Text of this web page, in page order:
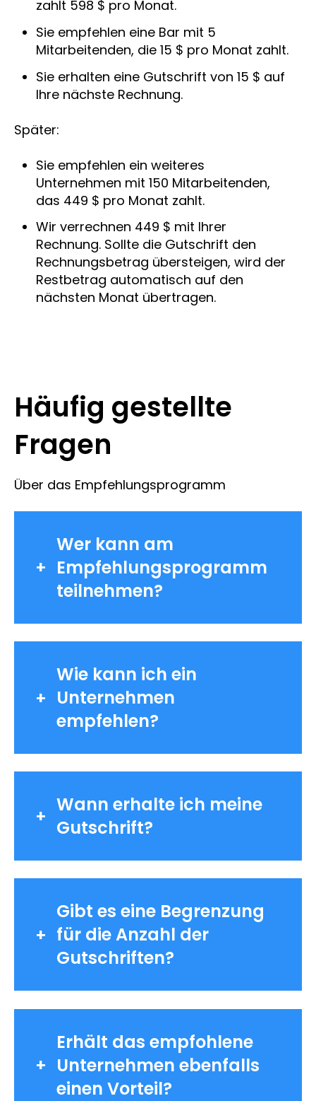
zahlt 598 $ pro Monat.
Sie empfehlen eine Bar mit 5
Mitarbeitenden, die 15 $ pro Monat zahlt.
Sie erhalten eine Gutschrift von 15 $ auf
Ihre nächste Rechnung.
Später:
Sie empfehlen ein weiteres
Unternehmen mit 150 Mitarbeitenden,
das 449 $ pro Monat zahlt.
Wir verrechnen 449 $ mit Ihrer
Rechnung. Sollte die Gutschrift den
Rechnungsbetrag übersteigen, wird der
Restbetrag automatisch auf den
nächsten Monat übertragen.
Häufig gestellte
Fragen
Über das Empfehlungsprogramm
Wer kann am
Empfehlungsprogramm
teilnehmen?
Wie kann ich ein
Unternehmen
empfehlen?
Wann erhalte ich meine
Gutschrift?
Gibt es eine Begrenzung
für die Anzahl der
Gutschriften?
Erhält das empfohlene
Unternehmen ebenfalls
einen Vorteil?